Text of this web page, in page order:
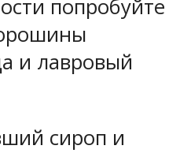
попробуйте
и лавровый
сироп и